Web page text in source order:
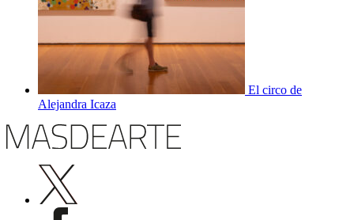
El circo de
Alejandra Icaza